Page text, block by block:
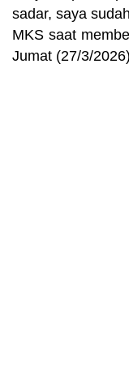
sadar, saya
MKS saat
Jumat (27/3/